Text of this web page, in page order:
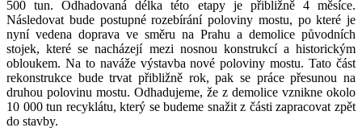
500 tun. Odhadovaná délka této etapy je přibližně 4 měsíce.
Následovat bude postupné rozebírání poloviny mostu, po které je
nyní vedena doprava ve směru na Prahu a demolice původních
stojek, které se nacházejí mezi nosnou konstrukcí a historickým
obloukem. Na to naváže výstavba nové poloviny mostu. Tato část
rekonstrukce bude trvat přibližně rok, pak se práce přesunou na
druhou polovinu mostu. Odhadujeme, že z demolice vznikne okolo
10 000 tun recyklátu, který se budeme snažit z části zapracovat zpět
do stavby.